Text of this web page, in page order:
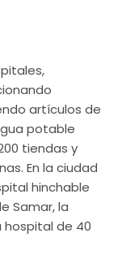
artículos de
potable
tiendas y
En la ciudad
hinchable
Samar, la
de 40